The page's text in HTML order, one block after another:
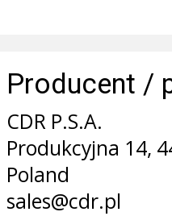
Producent /
CDR P.S.A.
Produkcyjna 14,
Poland
sales@cdr.pl